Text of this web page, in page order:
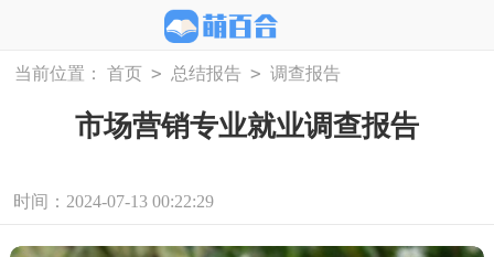
当前位置： 首页 > 总结报告 > 调查报告
市场营销专业就业调查报告
时间：2024-07-13 00:22:29